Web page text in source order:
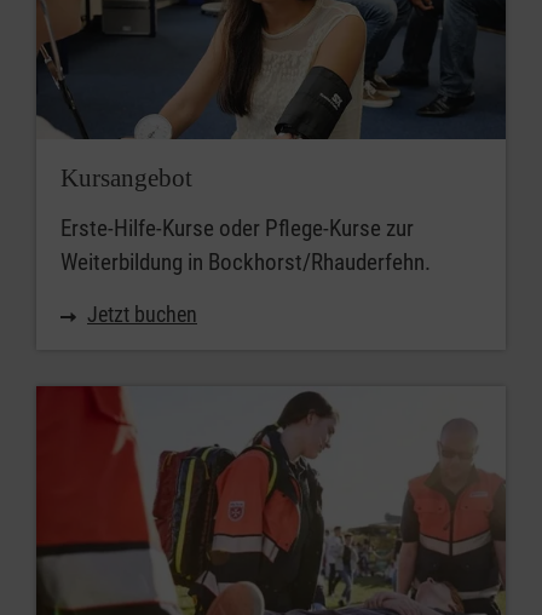
Kursangebot
Erste-Hilfe-Kurse oder Pflege-Kurse zur
Weiterbildung in Bockhorst/Rhauderfehn.
Jetzt buchen